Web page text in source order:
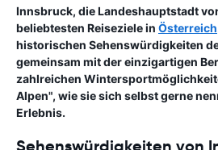
Innsbruck, die Landeshauptstadt
beliebtesten Reiseziele in Österreich
historischen Sehenswürdigkeiten
gemeinsam mit der einzigartigen
zahlreichen
Alpen", wie sie sich selbst gerne
Erlebnis.